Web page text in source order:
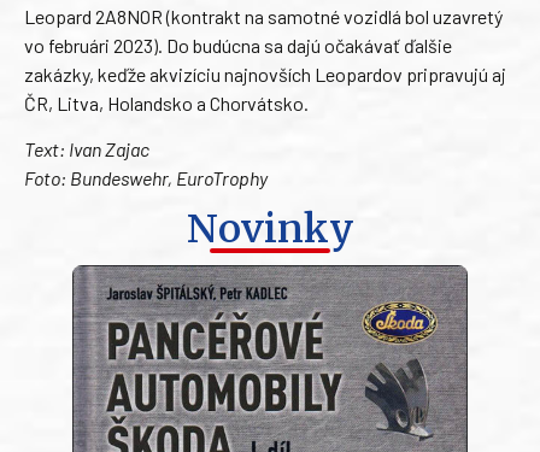
Leopard 2A8NOR (kontrakt na samotné vozidlá bol uzavretý
vo februári 2023). Do budúcna sa dajú očakávať ďalšie
zakázky, keďže akvizíciu najnovších Leopardov pripravujú aj
ČR, Litva, Holandsko a Chorvátsko.
Text: Ivan Zajac
Foto: Bundeswehr, EuroTrophy
Novinky